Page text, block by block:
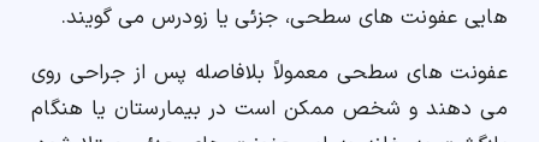
هایی عفونت های سطحی، جزئی یا زودرس می گویند.
عفونت های سطحی معمولاً بلافاصله پس از جراحی روی
می دهند و شخص ممکن است در بیمارستان یا هنگام